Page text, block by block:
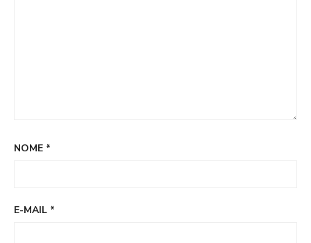
NOME *
E-MAIL *